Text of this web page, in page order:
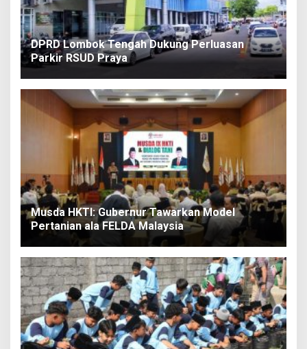
DPRD Lombok Tengah Dukung Perluasan
Parkir RSUD Praya
Musda HKTI: Gubernur Tawarkan Model
Pertanian ala FELDA Malaysia